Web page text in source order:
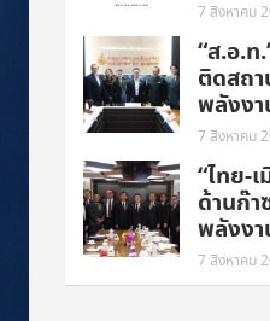
7 สิงหาคม
“ส.อ.ท
ติดสถ
พลังงา
7 สิงหาคม
“ไทย-
ด้านก๊
พลังงา
7 สิงหาคม